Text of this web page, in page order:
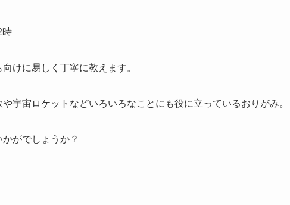
時
けに易しく丁寧に教えます。
宇宙ロケットなどいろいろなことにも役に立っているおりがみ。
がでしょうか？